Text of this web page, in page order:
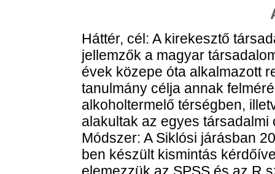
Háttér, cél: A kirekesztő
jellemzők a magyar
évek közepe óta alkalmazott
tanulmány célja annak
alkoholtermelő térségben,
alakultak az egyes
Módszer: A Siklósi járásban
ben készült kismintás